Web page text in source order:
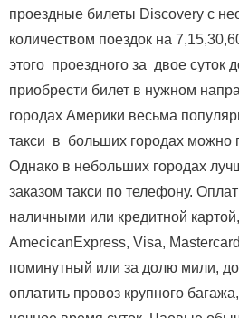
проездные билеты Discovery с
количеством поездок на
этого проездного за двое суток
приобрести билет в нужном
городах Америки весьма
такси в больших городах можно
Однако в небольших городах
заказом такси по телефону.
наличными или кредитной
AmecicanExpress, Visa,
поминутный или за долю мили,
оплатить провоз крупного